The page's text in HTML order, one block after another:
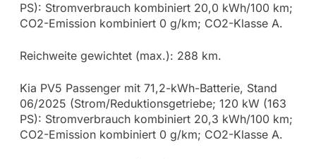
PS): Stromverbrauch kombiniert 20,0 kWh/100 km;
CO2-Emission kombiniert 0 g/km; CO2-Klasse A.
Reichweite gewichtet (max.): 288 km.
Kia PV5 Passenger mit 71,2-kWh-Batterie, Stand
06/2025 (Strom/Reduktionsgetriebe; 120 kW (163
PS): Stromverbrauch kombiniert 20,3 kWh/100 km;
CO2-Emission kombiniert 0 g/km; CO2-Klasse A.